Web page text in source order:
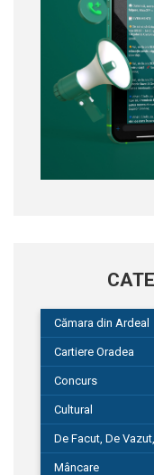
Cămara din Ardeal
Cartiere Oradea
Concurs
Cultural
De Facut, De
Mâncare